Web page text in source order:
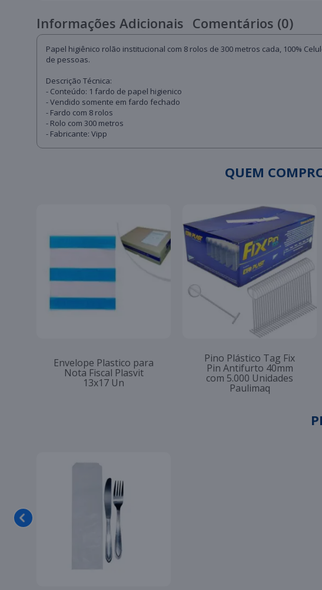
Informações Adicionais Comentários (0)
Papel higiênico rolão institucional com 8 rolos de 300 metros cada, 100%
de pessoas.
Descrição Técnica:
- Conteúdo: 1 fardo de papel higienico
- Vendido somente em fardo fechado
- Fardo com 8 rolos
- Rolo com 300 metros
- Fabricante: Vipp
QUEM
Envelope Plastico para
Nota Fiscal Plasvit
13x17 Un
Pino Plástico Tag Fix
Pin Antifurto 40mm
com 5.000 Unidades
Paulimaq